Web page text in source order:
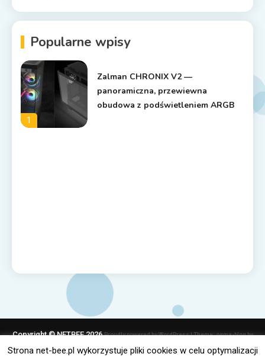
Popularne wpisy
1
Zalman CHRONIX V2 —
panoramiczna, przewiewna
obudowa z podświetleniem ARGB
Copyright © NETBEE 2026Proudly powered by WordPress|Theme: ogma-blog by
Mystery Themes
Strona net-bee.pl wykorzystuje pliki cookies w celu optymalizacji